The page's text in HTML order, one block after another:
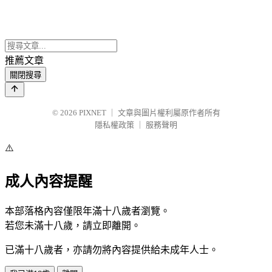
推薦文章
關閉搜尋
© 2026 PIXNET
文章與圖片權利屬原作者所有
隱私權政策
服務聲明
⚠️
成人內容提醒
本部落格內容僅限年滿十八歲者瀏覽。
若您未滿十八歲，請立即離開。
已滿十八歲者，亦請勿將內容提供給未成年人士。